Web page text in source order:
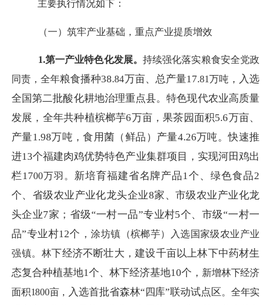
主要执行情况如下：
（一）筑牢产业基础，重点产业提质增效
1.第一产业特色化发展。 持续强化落实粮食安全党政
同责，全年粮食播种38.84万亩、总产量17.81万吨，入选
全国第二批酸化耕地治理重点县。特色现代农业高质量
发展，全年共种植槟榔芋6万亩，果茶园面积5.6万亩、
产量1.98万吨，食用菌（鲜品）产量4.26万吨。快速推
进13个福建肉鸡优势特色产业集群项目，实现河田鸡出
栏1700万羽。 新培育福建省名牌产品1个、绿色食品2
个、省级农业产业化龙头企业8家、市级农业产业化龙
头企业7家；省级“一村一品”专业村5个、市级“一村一
品”专业村12个，涂坊镇（槟榔芋） 入选国家级农业产业
强镇。林下经济不断壮大，建设千亩以上林下中药材生
态复合种植基地1个、林下经济基地10个， 新增林下经济
面积1800亩， 入选首批省森林“四库”联动试点区。全年实